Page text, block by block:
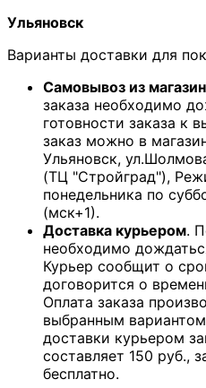
Ульяновск
Варианты доставки для
Самовывоз из
заказа необходимо
готовности заказа к
заказ можно в
Ульяновск,
(ТЦ "Стройград"),
понедельника по
(мск+1).
Доставка курьером.
необходимо
Курьер сообщит о
договорится о
Оплата заказа
выбранным
доставки курьером
составляет 150 руб.,
бесплатно.